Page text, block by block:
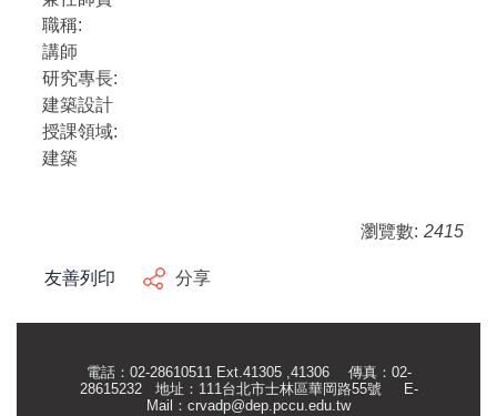
職稱:
講師
研究專長:
建築設計
授課領域:
建築
瀏覽數: 2415
友善列印 分享
電話：02-28610511 Ext.41305 ,41306 傳真：02-
28615232 地址：111台北市士林區華岡路55號
E-
Mail： crvadp@dep.pccu.edu.tw